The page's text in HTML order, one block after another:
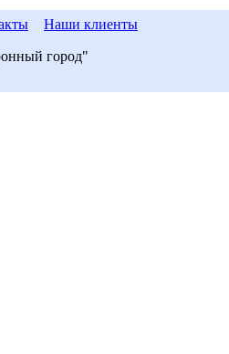
Наши клиенты
город"